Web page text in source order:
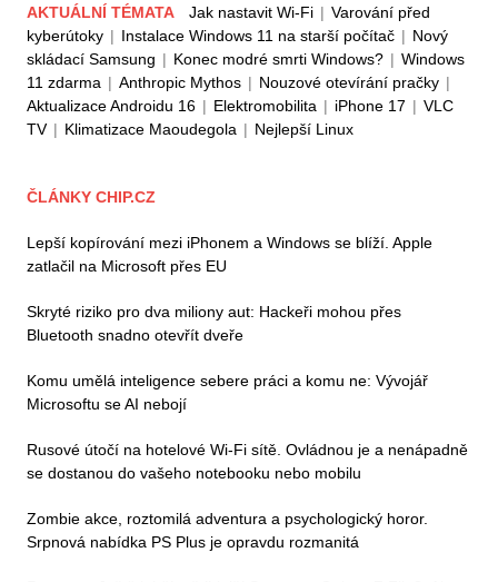
AKTUÁLNÍ TÉMATA Jak nastavit Wi-Fi | Varování před
kyberútoky | Instalace Windows 11 na starší počítač | Nový
skládací Samsung | Konec modré smrti Windows? | Windows
11 zdarma | Anthropic Mythos | Nouzové otevírání pračky |
Aktualizace Androidu 16 | Elektromobilita | iPhone 17 | VLC
TV | Klimatizace Maoudegola | Nejlepší Linux
ČLÁNKY CHIP.CZ
Lepší kopírování mezi iPhonem a Windows se blíží. Apple
zatlačil na Microsoft přes EU
Skryté riziko pro dva miliony aut: Hackeři mohou přes
Bluetooth snadno otevřít dveře
Komu umělá inteligence sebere práci a komu ne: Vývojář
Microsoftu se AI nebojí
Rusové útočí na hotelové Wi-Fi sítě. Ovládnou je a nenápadně
se dostanou do vašeho notebooku nebo mobilu
Zombie akce, roztomilá adventura a psychologický horor.
Srpnová nabídka PS Plus je opravdu rozmanitá